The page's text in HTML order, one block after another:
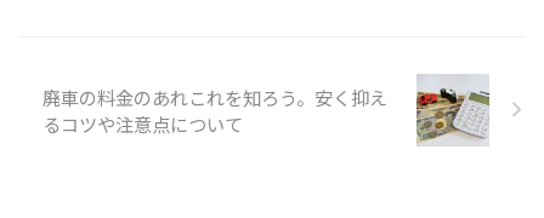
廃車の料金のあれこれを知ろう。安く抑え
るコツや注意点について